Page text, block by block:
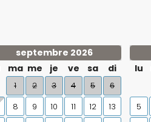
septembre 2026
ma me je ve sa di
1 2 3 4 5 6
8 9 10 11 12
13
lu
5